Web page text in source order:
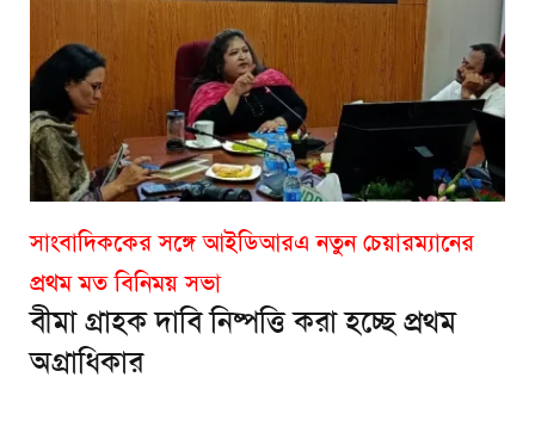
সাংবাদিককের সঙ্গে আইডিআরএ নতুন চেয়ারম্যানের
প্রথম মত বিনিময় সভা
বীমা গ্রাহক দাবি নিষ্পত্তি করা হচ্ছে প্রথম
অগ্রাধিকার